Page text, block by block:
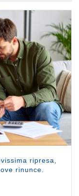
ripresa,
rinunce.